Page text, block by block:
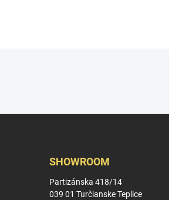
SHOWROOM
Partizánska 418/14
039 01 Turčianske Teplice